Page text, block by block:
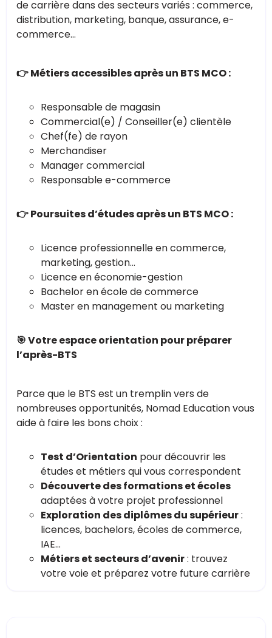
de carrière dans des secteurs variés : commerce,
distribution, marketing, banque, assurance, e-
commerce…
👉 Métiers accessibles après un BTS MCO :
Responsable de magasin
Commercial(e) / Conseiller(e) clientèle
Chef(fe) de rayon
Merchandiser
Manager commercial
Responsable e-commerce
👉 Poursuites d’études après un BTS MCO :
Licence professionnelle en commerce,
marketing, gestion…
Licence en économie-gestion
Bachelor en école de commerce
Master en management ou marketing
🎯 Votre espace orientation pour préparer
l’après-BTS
Parce que le BTS est un tremplin vers de
nombreuses opportunités, Nomad Education vous
aide à faire les bons choix :
Test d’Orientation pour découvrir les
études et métiers qui vous correspondent
Découverte des formations et écoles
adaptées à votre projet professionnel
Exploration des diplômes du supérieur:
licences, bachelors, écoles de commerce,
IAE…
Métiers et secteurs d’avenir: trouvez
votre voie et préparez votre future carrière